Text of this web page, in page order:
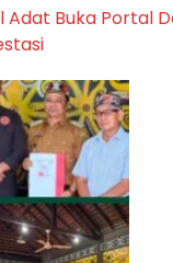
Buka Portal